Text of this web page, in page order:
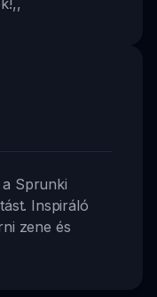
Sprunki
Inspiráló
zene és